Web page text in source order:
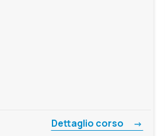
Dettaglio corso